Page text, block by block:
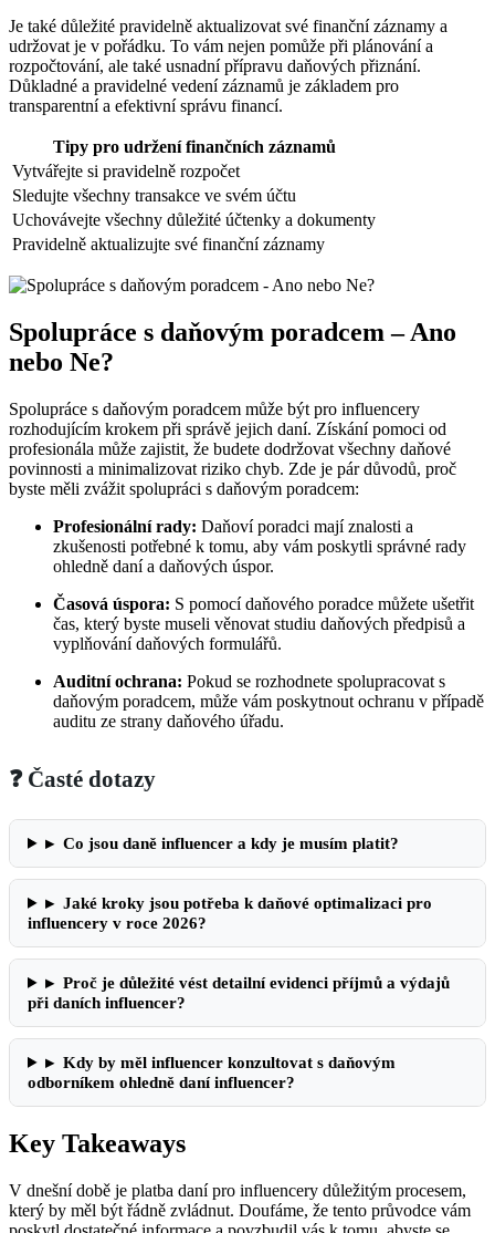
Je také důležité pravidelně aktualizovat své finanční záznamy a
udržovat je v pořádku. To vám nejen pomůže při plánování a
rozpočtování, ale také usnadní přípravu daňových přiznání.
Důkladné a pravidelné vedení záznamů je základem pro
transparentní a efektivní správu financí.
Tipy pro udržení finančních záznamů
Vytvářejte si pravidelně rozpočet
Sledujte všechny transakce ve svém účtu
Uchovávejte všechny důležité účtenky a dokumenty
Pravidelně aktualizujte své finanční záznamy
Spolupráce s daňovým poradcem – Ano
nebo Ne?
Spolupráce s daňovým poradcem může být pro influencery
rozhodujícím krokem při správě jejich daní. Získání pomoci od
profesionála může zajistit, že budete dodržovat všechny daňové
povinnosti a minimalizovat riziko chyb. Zde je pár důvodů, proč
byste měli zvážit spolupráci s daňovým poradcem:
Profesionální rady: Daňoví poradci mají znalosti a
zkušenosti potřebné k tomu, aby vám poskytli správné rady
ohledně daní a daňových úspor.
Časová úspora: S pomocí daňového poradce můžete ušetřit
čas, který byste museli věnovat studiu daňových předpisů a
vyplňování daňových formulářů.
Auditní ochrana: Pokud se rozhodnete spolupracovat s
daňovým poradcem, může vám poskytnout ochranu v případě
auditu ze strany daňového úřadu.
❓ Časté dotazy
▸ Co jsou daně influencer a kdy je musím platit?
▸ Jaké kroky jsou potřeba k daňové optimalizaci pro
influencery v roce 2026?
▸ Proč je důležité vést detailní evidenci příjmů a výdajů
při daních influencer?
▸ Kdy by měl influencer konzultovat s daňovým
odborníkem ohledně daní influencer?
Key Takeaways
V dnešní době je platba daní pro influencery důležitým procesem,
který by měl být řádně zvládnut. Doufáme, že tento průvodce vám